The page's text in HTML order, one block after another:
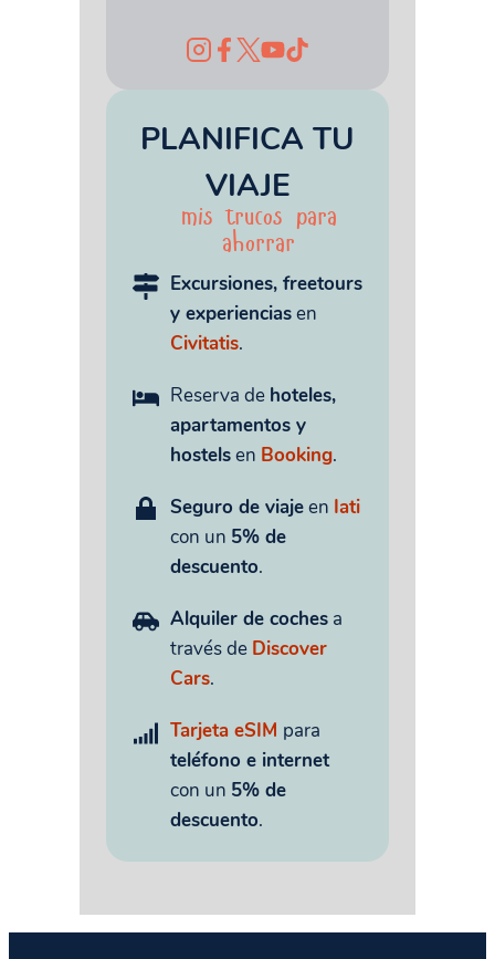
PLANIFICA TU
VIAJE
mis trucos para
ahorrar
Excursiones, freetours
y experienciasen
Civitatis.
Reserva de hoteles,
apartamentos y
hostelsen Booking.
Seguro de viajeen Iati
con un 5% de
descuento.
Alquiler de coches a
través de Discover
Cars.
Tarjeta eSIM para
teléfono e internet
con un 5% de
descuento.